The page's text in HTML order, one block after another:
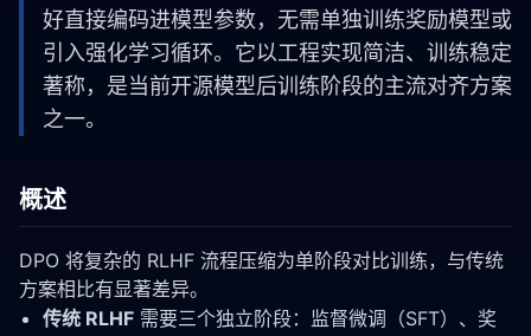
好直接编码进模型参数，无需单独训练奖励模型或
引入强化学习循环。它以工程实现简洁、训练稳定
著称，是当前开源模型后训练阶段的主流对齐方案
之一。
概述
DPO 将复杂的 RLHF 流程压缩为单阶段对比训练，与传统
方案相比有显著差异。
传统 RLHF 需要三个独立阶段：监督微调（SFT）、奖